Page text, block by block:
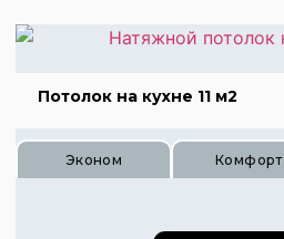
Потолок на кухне 11 м2
Эконом Комфорт